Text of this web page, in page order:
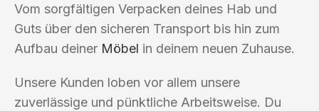
Vom sorgfältigen Verpacken deines Hab und
Guts über den sicheren Transport bis hin zum
Aufbau deiner Möbel in deinem neuen Zuhause.
Unsere Kunden loben vor allem unsere
zuverlässige und pünktliche Arbeitsweise. Du